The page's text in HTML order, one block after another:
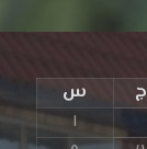
ج
س
١